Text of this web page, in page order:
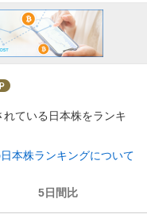
ている日本株をランキ
本株ランキングについて
5日間比